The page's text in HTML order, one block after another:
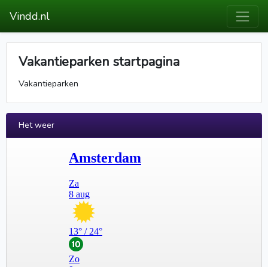
Vindd.nl
Vakantieparken startpagina
Vakantieparken
Het weer